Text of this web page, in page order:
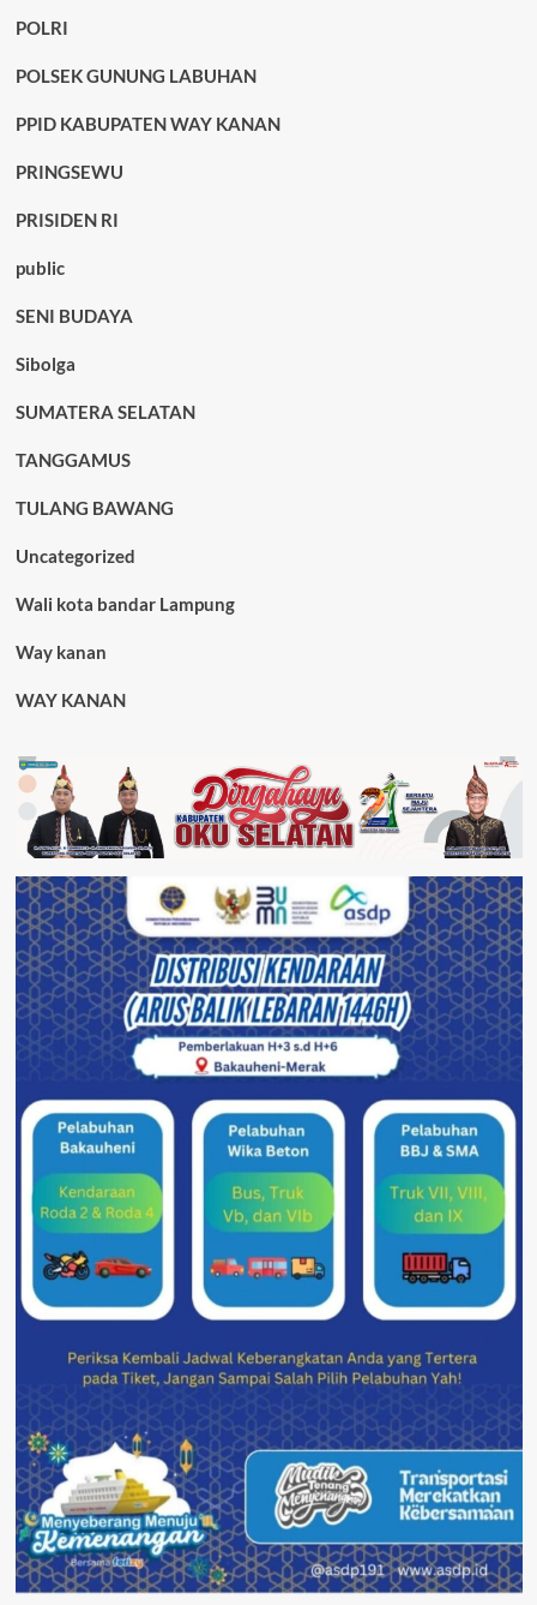
POLRI
POLSEK GUNUNG LABUHAN
PPID KABUPATEN WAY KANAN
PRINGSEWU
PRISIDEN RI
public
SENI BUDAYA
Sibolga
SUMATERA SELATAN
TANGGAMUS
TULANG BAWANG
Uncategorized
Wali kota bandar Lampung
Way kanan
WAY KANAN